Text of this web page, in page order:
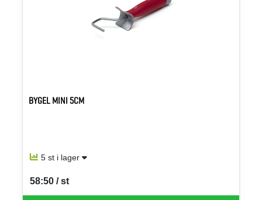
BYGEL MINI 5CM
5 st i lager
58:50 / st
SEK per ST